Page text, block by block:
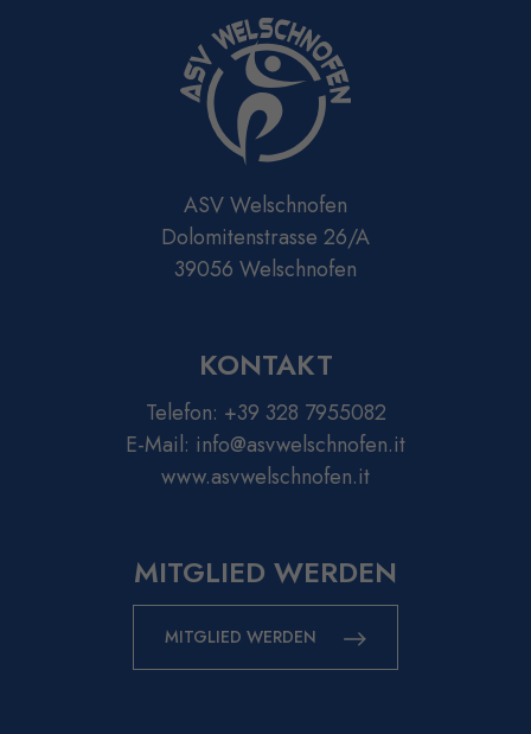
ASV Welschnofen
Dolomitenstrasse 26/A
39056 Welschnofen
KONTAKT
Telefon: +39 328 7955082
E-Mail: info@asvwelschnofen.it
www.asvwelschnofen.it
MITGLIED WERDEN
MITGLIED WERDEN